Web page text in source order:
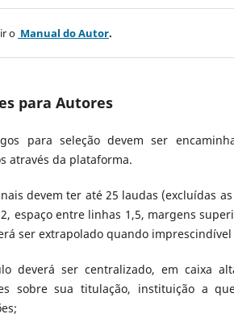
o Manual do Autor.
para Autores
para seleção devem ser
através da plataforma.
devem ter até 25 laudas (excluídas
espaço entre linhas 1,5, margens
ser extrapolado quando
deverá ser centralizado, em caixa
sobre sua titulação, instituição a